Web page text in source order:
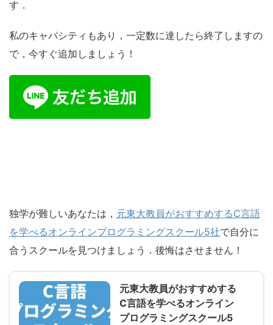
す．
私のキャパシティもあり，一定数に達したら終了しますの
で，今すぐ追加しましょう！
独学が難しいあなたは， 元東大教員がおすすめするC言語
を学べるオンラインプログラミングスクール5社で自分に
合うスクールを見つけましょう．後悔はさせません！
元東大教員がおすすめする
C言語を学べるオンライン
プログラミングスクール5